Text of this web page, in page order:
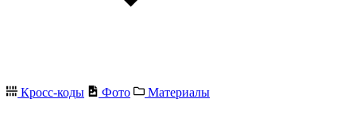
Кросс-коды Фото Материалы